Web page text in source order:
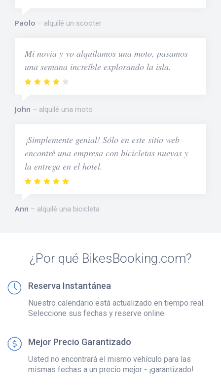
Paolo alquilé un scooter
Mi novia y yo alquilamos una moto, pasamos
una semana increíble explorando la isla.
John alquilé una moto
¡Simplemente genial! Sólo en este sitio web
encontré una empresa con bicicletas nuevas y
la entrega en el hotel.
Ann alquilé una bicicleta
¿Por qué BikesBooking.com?
Reserva Instantánea
Nuestro calendario está actualizado en tiempo real.
Seleccione sus fechas y reserve online.
Mejor Precio Garantizado
Usted no encontrará el mismo vehículo para las
mismas fechas a un precio mejor - ¡garantizado!